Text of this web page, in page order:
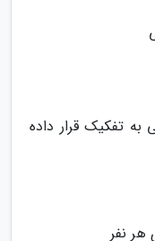
به تفکیک قرار داده